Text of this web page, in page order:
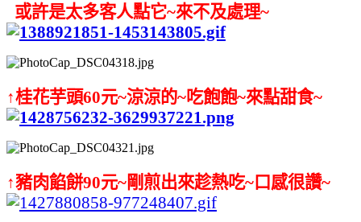
或許是太多客人點它~來不及處理~
↑桂花芋頭60元~涼涼的~吃飽飽~來點甜食~
↑豬肉餡餅90元~剛煎出來趁熱吃~口感很讚~